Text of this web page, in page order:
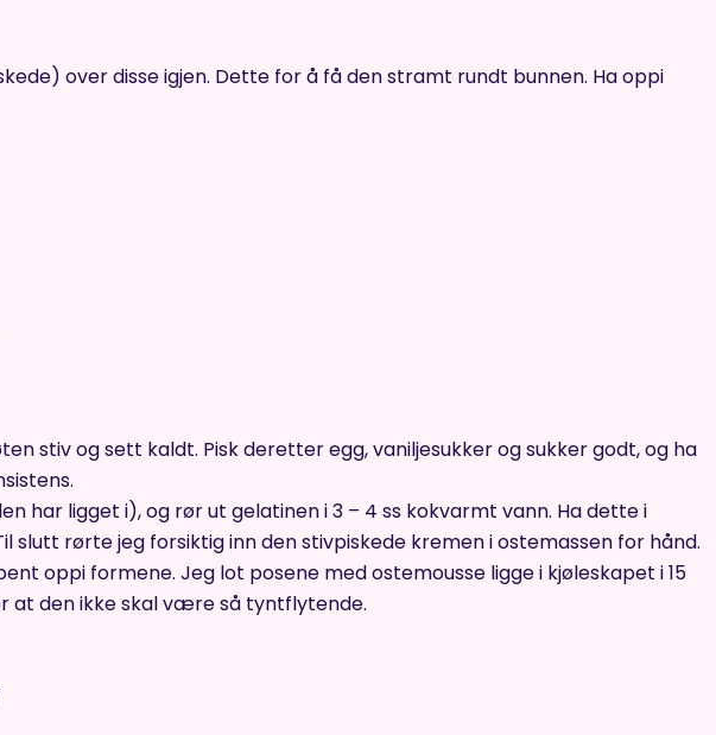
over disse igjen. Dette for å få den stramt rundt bunnen. Ha oppi
stiv og sett kaldt. Pisk deretter egg, vaniljesukker og sukker godt, og ha
har ligget i), og rør ut gelatinen i 3 – 4 ss kokvarmt vann. Ha dette i
slutt rørte jeg forsiktig inn den stivpiskede kremen i ostemassen for hånd.
oppi formene. Jeg lot posene med ostemousse ligge i kjøleskapet i 15
at den ikke skal være så tyntflytende.